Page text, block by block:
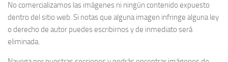
No comercializamos las imágenes ni ningún contenido expuesto
dentro del sitio web. Si notas que alguna imagen infringe alguna ley
o derecho de autor puedes escribirnos y de inmediato será
eliminada.